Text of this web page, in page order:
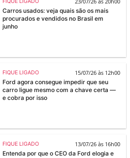
FIQUE LIGADO
Carros usados: veja quais são os mais
procurados e vendidos no Brasil em
junho
FIQUE LIGADO
15/07/26 às 12h00
Ford agora consegue impedir que seu
carro ligue mesmo com a chave certa —
e cobra por isso
FIQUE LIGADO
13/07/26 às 16h00
Entenda por que o CEO da Ford elogia e